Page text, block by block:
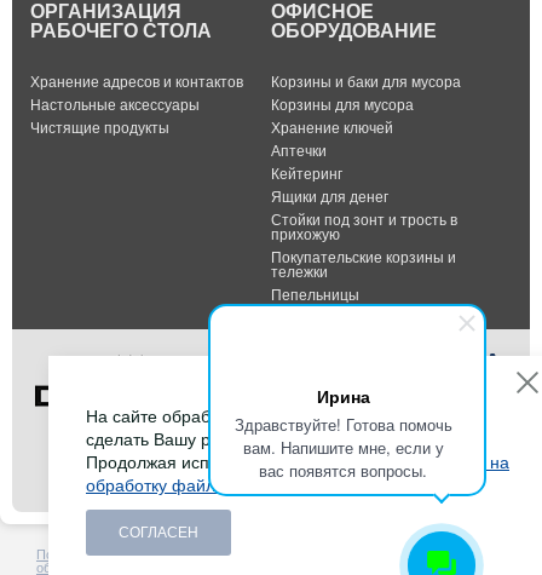
Ирина
Здравствуйте! Готова помочь
вам. Напишите мне, если у
вас появятся вопросы.
ОРГАНИЗАЦИЯ
РАБОЧЕГО СТОЛА
Хранение адресов и контактов
Настольные аксессуары
Чистящие продукты
ОФИСНОЕ
ОБОРУДОВАНИЕ
Корзины и баки для мусора
Корзины для мусора
Хранение ключей
Аптечки
Кейтеринг
Ящики для денег
Стойки под зонт и трость в
прихожую
Покупательские корзины и
тележки
Пепельницы
Тел.: +7 (495) 232-07-42
Факс: +7 (495) 232-07-42
E-mail:info@durable-shop.ru
Политика в отношении
обработки персональных
Создание сайта - HCube
На сайте обрабатываются файлы cookies, чтобы
сделать Вашу работу максимально удобной.
Продолжая использовать сайт, Вы даете
согласие на
обработку файлов cookies
СОГЛАСЕН